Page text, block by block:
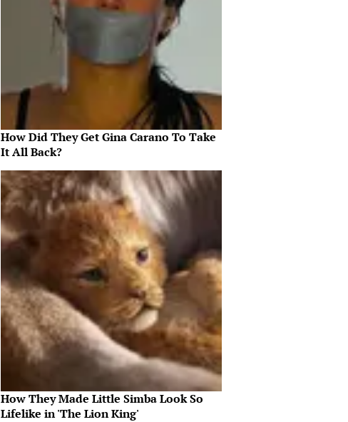
How Did They Get Gina Carano To Take
It All Back?
How They Made Little Simba Look So
Lifelike in 'The Lion King'